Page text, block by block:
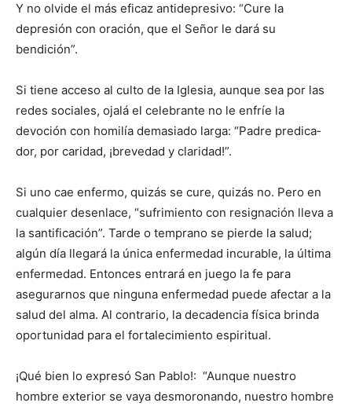
Y no olvide el más eficaz antidepresivo: “Cure la
depresión con oración, que el Señor le dará su
bendición”.
Si tiene acceso al culto de la Iglesia, aunque sea por las
redes sociales, ojalá el celebrante no le enfríe la
devoción con homilía de­masiado larga: “Padre predica­
dor, por caridad, ¡brevedad y claridad!”.
Si uno cae enfermo, quizás se cure, quizás no. Pero en
cualquier desenlace, “sufrimiento con resig­na­ción lleva a
la santificación”. Tarde o temprano se pierde la salud;
algún día llegará la única enfermedad incurable, la última
en­fermedad. Entonces entrará en juego la fe para
asegurarnos que ninguna enfermedad puede afectar a la
salud del alma. Al contrario, la decadencia física brinda
oportuni­dad para el fortalecimiento espiri­tual.
¡Qué bien lo expresó San Pablo!: “Aunque nuestro
hombre exterior se vaya desmoronando, nuestro hombre